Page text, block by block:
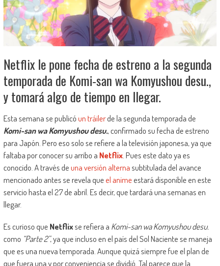
Netflix le pone fecha de estreno a la segunda
temporada de Komi-san wa Komyushou desu.,
y tomará algo de tiempo en llegar.
Esta semana se publicóun tráilerde la segunda temporada de
Komi-san wa Komyushou desu., confirmado su fecha de estreno
para Japón. Pero eso solo se refiere a la televisión japonesa, ya que
faltaba por conocer su arribo a Netflix. Pues este dato ya es
conocido. A través deuna versión alternasubtitulada del avance
mencionado antes se revela queel animeestará disponible en este
servicio hasta el 27 de abril. Es decir, que tardará una semanas en
llegar.
Es curioso que Netflixse refiera a Komi-san wa Komyushou desu.
como “Parte 2”, ya que incluso en el país del Sol Naciente se maneja
que es una nueva temporada. Aunque quizá siempre fue el plan de
que fuera una y por conveniencia se dividió. Tal parece que la